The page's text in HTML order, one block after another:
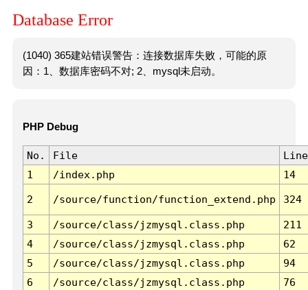
Database Error
(1040) 365建站错误警告：连接数据库失败，可能的原
因：1、数据库密码不对; 2、mysql未启动。
PHP Debug
No. File
Line
1
/index.php 14
2 /source/function/function_extend.php 324
3 /source/class/jzmysql.class.php
211
4
/source/class/jzmysql.class.php
62
5
/source/class/jzmysql.class.php
94
6
/source/class/jzmysql.class.php 76